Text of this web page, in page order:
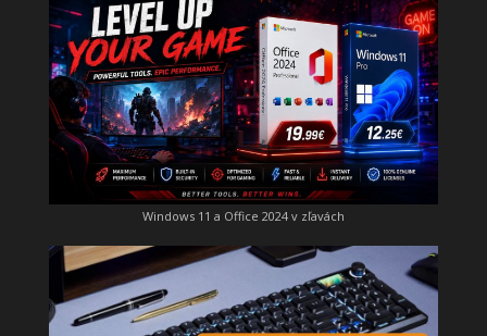
Windows 11 a Office 2024 v zľavách